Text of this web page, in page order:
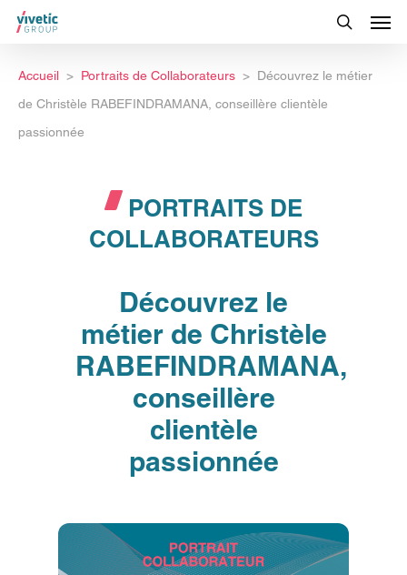
Accueil Portraits de Collaborateurs
Découvrez le métier
de Christèle RABEFINDRAMANA, conseillère clientèle
passionnée
PORTRAITS DE
COLLABORATEURS
Découvrez le
métier de Christèle
RABEFINDRAMANA,
conseillère
clientèle
passionnée